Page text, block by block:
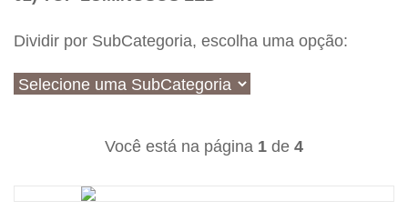
Dividir por SubCategoria, escolha uma opção:
Você está na página 1 de 4